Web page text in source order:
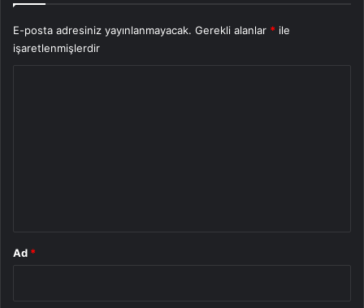
E-posta adresiniz yayınlanmayacak. Gerekli alanlar * ile
işaretlenmişlerdir
Ad *